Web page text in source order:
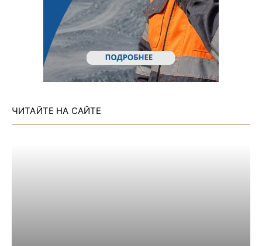
ЧИТАЙТЕ НА САЙТЕ